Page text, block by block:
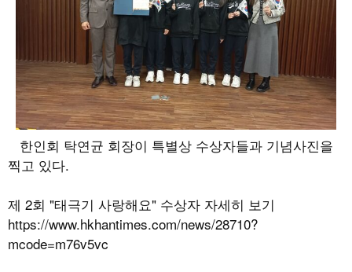
한인회 탁연균 회장이 특별상 수상자들과 기념사진을
찍고 있다.
제 2회 "태극기 사랑해요" 수상자 자세히 보기
https://www.hkhantimes.com/news/28710?
mcode=m76v5vc